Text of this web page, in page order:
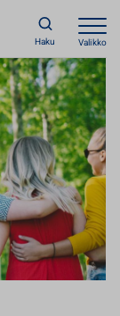
Haku Valikko